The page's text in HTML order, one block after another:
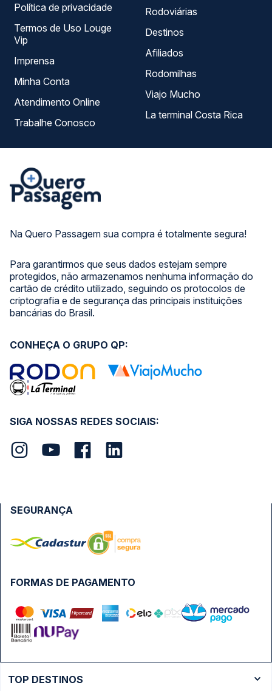
Na Quero Passagem sua compra é totalmente segura!
Para garantirmos que seus dados estejam sempre
protegidos, não armazenamos nenhuma informação do
cartão de crédito utilizado, seguindo os protocolos de
criptografia e de segurança das principais instituições
bancárias do Brasil.
Política de privacidade
Termos de Uso Louge
Vip
Imprensa
Minha Conta
Atendimento Online
Trabalhe Conosco
Rodoviárias
Destinos
Afiliados
Rodomilhas
Viajo Mucho
La terminal Costa Rica
SIGA NOSSAS REDES SOCIAIS:
CONHEÇA O GRUPO QP:
FORMAS DE PAGAMENTO
SEGURANÇA
TOP DESTINOS